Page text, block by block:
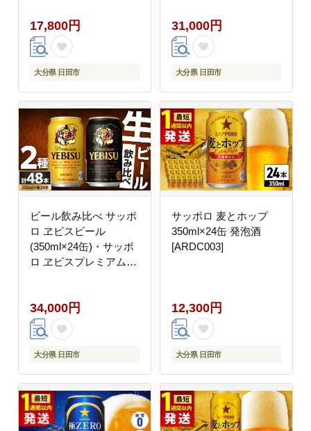
17,800円
大分県 日田市
商店 ビールセット 飲み
比べ びーる ビール
[ARDC168]
31,000円
大分県 日田市
ビール飲み比べ サッポ
ロ ヱビスビール
(350ml×24缶)・サッポ
ロ ヱビスプレミアムブ
/ 株式会社綾部商店 ビ
ールセット 飲み比べ び
ーる ビール [ARDC169]
34,000円
大分県 日田市
サッポロ 麦とホップ
350ml×24缶 発泡酒
[ARDC003]
12,300円
大分県 日田市